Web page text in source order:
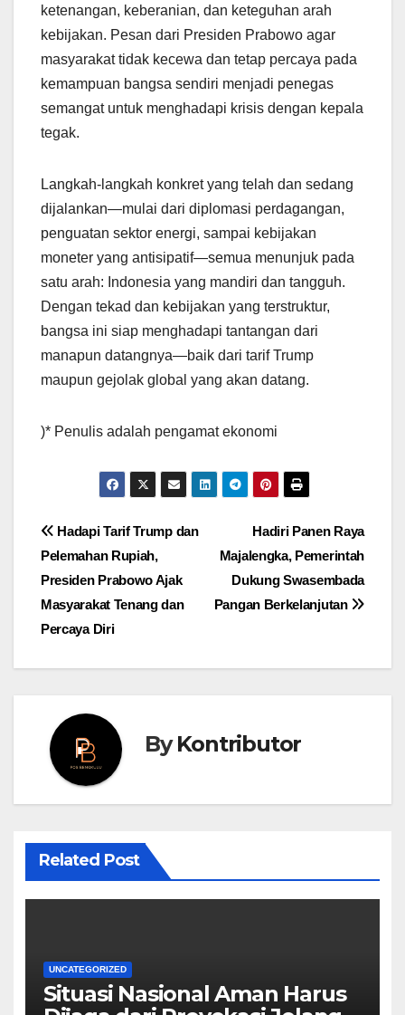
ketenangan, keberanian, dan keteguhan arah
kebijakan. Pesan dari Presiden Prabowo agar
masyarakat tidak kecewa dan tetap percaya pada
kemampuan bangsa sendiri menjadi penegas
semangat untuk menghadapi krisis dengan kepala
tegak.
Langkah-langkah konkret yang telah dan sedang
dijalankan—mulai dari diplomasi perdagangan,
penguatan sektor energi, sampai kebijakan
moneter yang antisipatif—semua menunjuk pada
satu arah: Indonesia yang mandiri dan tangguh.
Dengan tekad dan kebijakan yang terstruktur,
bangsa ini siap menghadapi tantangan dari
manapun datangnya—baik dari tarif Trump
maupun gejolak global yang akan datang.
)* Penulis adalah pengamat ekonomi
Post
navigation
Hadiri Panen Raya
Majalengka, Pemerintah
Dukung Swasembada
Pangan Berkelanjutan
Hadapi Tarif Trump dan
Pelemahan Rupiah,
Presiden Prabowo Ajak
Masyarakat Tenang dan
Percaya Diri
ByKontributor
Related Post
UNCATEGORIZED
Situasi Nasional Aman Harus